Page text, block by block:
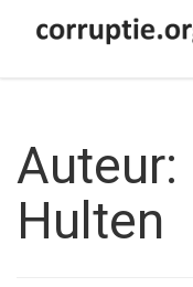
Auteur:
Hulten